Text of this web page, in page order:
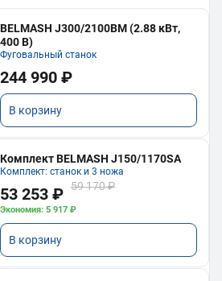
BELMASH J300/2100ВМ (2.88 кВт,
400 В)
Фуговальный станок
244 990 ₽
В корзину
Комплект BELMASH J150/1170SA
Комплект: станок и 3 ножа
53 253 ₽ 59 170 ₽
Экономия: 5 917 ₽
В корзину